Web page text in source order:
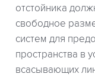
отстойника
свободное
систем для
пространства в
всасывающих